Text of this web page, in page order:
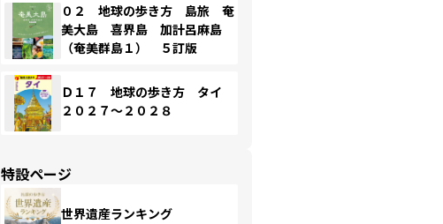
０２ 地球の歩き方 島旅 奄
美大島 喜界島 加計呂麻島
（奄美群島１） ５訂版
Ｄ１７ 地球の歩き方 タイ
２０２７～２０２８
特設ページ
世界遺産ランキング